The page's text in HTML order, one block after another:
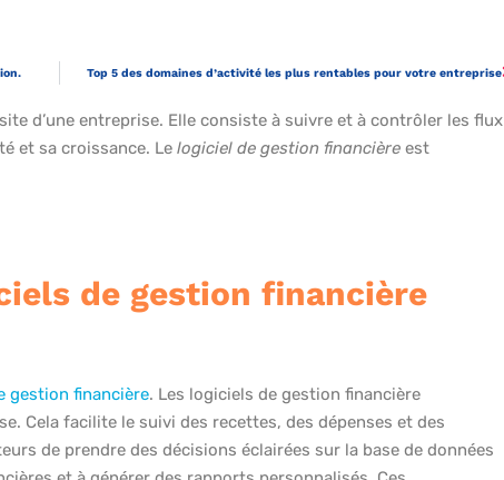
Top 5 des domaines d’activité les plus rentables pour votre entreprise
d’une entreprise. Elle consiste à suivre et à contrôler les flux
et sa croissance. Le logiciel de gestion financière est
de gestion financière
gestion financière. Les logiciels de gestion financière
Cela facilite le suivi des recettes, des dépenses et des
de prendre des décisions éclairées sur la base de données